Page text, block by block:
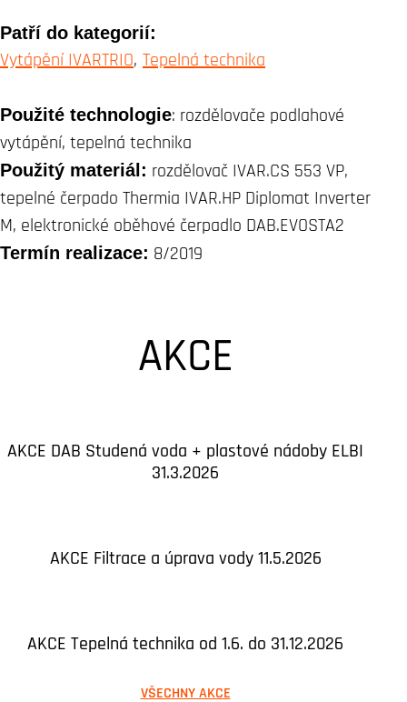
Patří do kategorií:
Vytápění IVARTRIO Tepelná technika
Použité technologie: rozdělovače podlahové
vytápění, tepelná technika
Použitý materiál: rozdělovač IVAR.CS 553 VP,
tepelné čerpado Thermia IVAR.HP Diplomat Inverter
M, elektronické oběhové čerpadlo DAB.EVOSTA2
Termín realizace: 8/2019
AKCE
AKCE DAB Studená voda + plastové nádoby ELBI
31.3.2026
AKCE Filtrace a úprava vody 11.5.2026
AKCE Tepelná technika od 1.6. do 31.12.2026
VŠECHNY AKCE